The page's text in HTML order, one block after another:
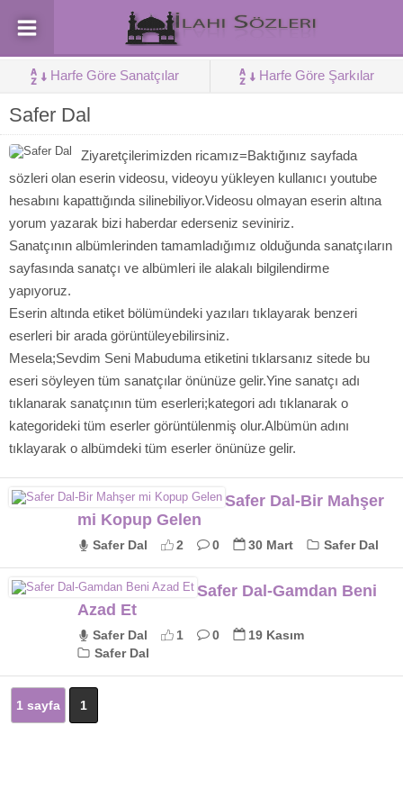
Harfe Göre Sanatçılar Harfe Göre Şarkılar
Safer Dal
Ziyaretçilerimizden ricamız=Baktığınız sayfada
sözleri olan eserin videosu, videoyu yükleyen kullanıcı youtube
hesabını kapattığında silinebiliyor.Videosu olmayan eserin altına
yorum yazarak bizi haberdar ederseniz seviniriz.
Sanatçının albümlerinden tamamladığımız olduğunda sanatçıların
sayfasında sanatçı ve albümleri ile alakalı bilgilendirme
yapıyoruz.
Eserin altında etiket bölümündeki yazıları tıklayarak benzeri
eserleri bir arada görüntüleyebilirsiniz.
Mesela;Sevdim Seni Mabuduma etiketini tıklarsanız sitede bu
eseri söyleyen tüm sanatçılar önünüze gelir.Yine sanatçı adı
tıklanarak sanatçının tüm eserleri;kategori adı tıklanarak o
kategorideki tüm eserler görüntülenmiş olur.Albümün adını
tıklayarak o albümdeki tüm eserler önünüze gelir.
Safer Dal-Bir Mahşer
mi Kopup Gelen
Safer Dal 2 0 30 Mart Safer Dal
Safer Dal-Gamdan Beni
Azad Et
Safer Dal 1 0
19 Kasım
Safer Dal
1 sayfa 1